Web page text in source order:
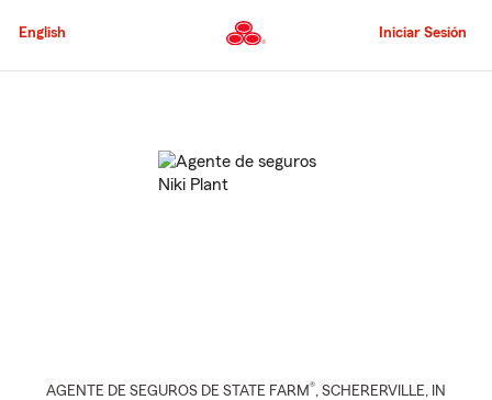
al
principal
English Iniciar Sesión
AGENTE DE SEGUROS DE STATE FARM®, SCHERERVILLE, IN